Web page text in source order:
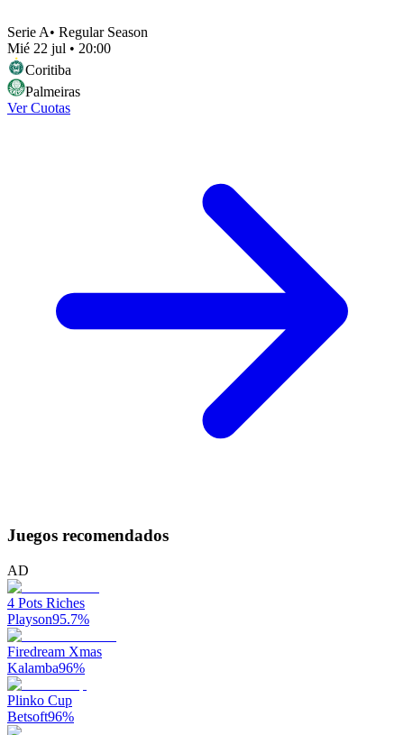
Serie A• Regular Season
Mié 22 jul • 20:00
Coritiba
Palmeiras
Ver Cuotas
Juegos recomendados
AD
4 Pots Riches
Playson95.7%
Firedream Xmas
Kalamba96%
Plinko Cup
Betsoft96%